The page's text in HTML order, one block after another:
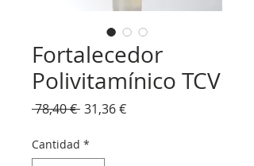
Fortalecedor
Polivitamínico TCV
78,40 € Precio
31,36 €Precio
Cantidad *